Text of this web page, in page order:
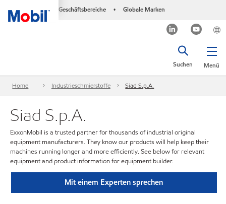
Geschäftsbereiche • Globale Marken
Menü
Suchen
Home Industrieschmierstoffe Siad S.p.A.
Siad S.p.A.
ExxonMobil is a trusted partner for thousands of industrial original
equipment manufacturers. They know our products will help keep their
machines running longer and more efficiently. See below for relevant
equipment and product information for equipment builder.
Mit einem Experten sprechen